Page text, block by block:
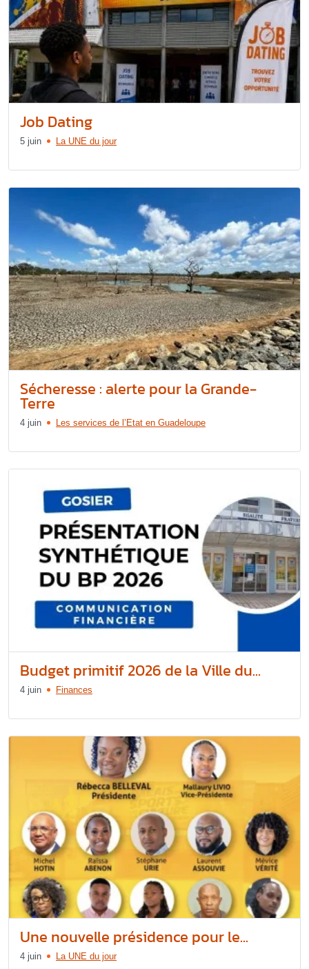
Job Dating
5 juin La UNE du jour
Sécheresse : alerte pour la Grande-
Terre
4 juin Les services de l’Etat en Guadeloupe
Budget primitif 2026 de la Ville du...
4 juin Finances
Une nouvelle présidence pour le...
4 juin La UNE du jour